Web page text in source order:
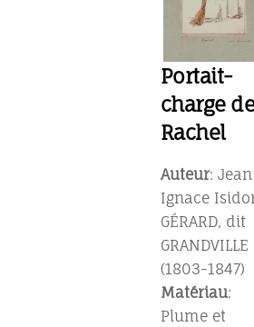
Portait-
charge
Rachel
Auteur: Jean
Ignace
GÉRARD, dit
GRANDVILLE
(1803-1847)
Matériau:
Plume et